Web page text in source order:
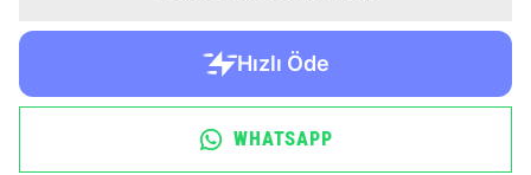
WHATSAPP